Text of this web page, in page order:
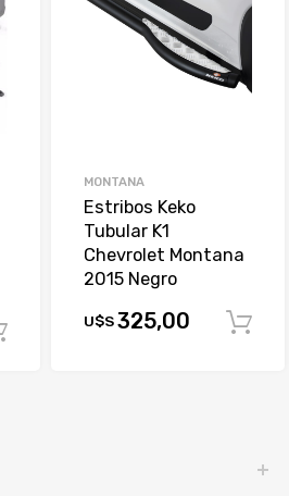
Comprar
MONTANA
Estribos Keko
Tubular K1
Chevrolet Montana
2015 Negro
U$S325,00